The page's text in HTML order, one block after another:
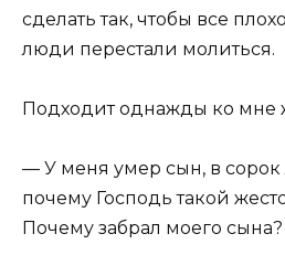
сделать так, чтобы все
люди перестали молиться.
Подходит однажды ко мне
— У меня умер сын, в сорок
почему Господь такой
Почему забрал моего сына?